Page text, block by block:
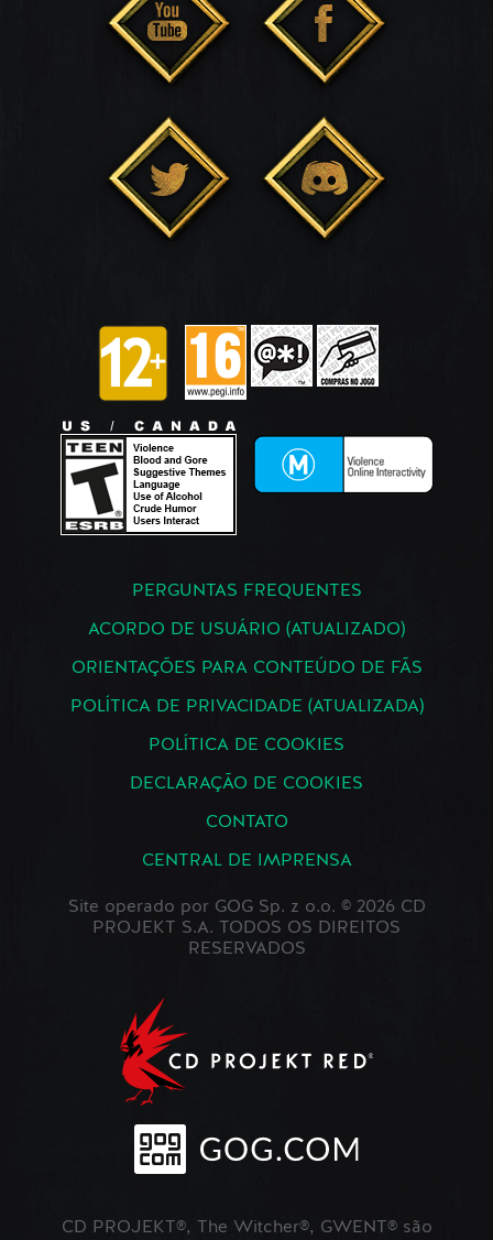
PERGUNTAS FREQUENTES
ACORDO DE USUÁRIO (ATUALIZADO)
ORIENTAÇÕES PARA CONTEÚDO DE FÃS
POLÍTICA DE PRIVACIDADE (ATUALIZADA)
POLÍTICA DE COOKIES
DECLARAÇÃO DE COOKIES
CONTATO
CENTRAL DE IMPRENSA
Site operado por GOG Sp. z o.o. © 2026 CD
PROJEKT S.A. TODOS OS DIREITOS
RESERVADOS
CD PROJEKT®, The Witcher®, GWENT® são